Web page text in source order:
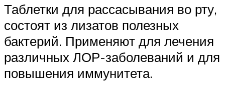
Таблетки для рассасывания во рту,
состоят из лизатов полезных
бактерий. Применяют для лечения
различных ЛОР-заболеваний и для
повышения иммунитета.